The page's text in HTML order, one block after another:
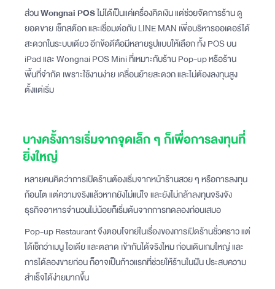
ส่วนWongnai POSไม่ได้เป็นแค่เครื่องคิดเงิน แต่ช่วยจัดการร้าน ดู
ยอดขาย เช็กสต๊อก และเชื่อมต่อกับ LINE MAN เพื่อบริหารออเดอร์ได้
สะดวกในระบบเดียว อีกข้อดีคือมีหลายรูปแบบให้เลือก ทั้ง POS บน
iPad และ Wongnai POS Mini ที่เหมาะกับร้าน Pop-up หรือร้าน
พื้นที่จำกัด เพราะใช้งานง่าย เคลื่อนย้ายสะดวก และไม่ต้องลงทุนสูง
ตั้งแต่เริ่ม
บางครั้งการเริ่มจากจุดเล็ก ๆ ก็เพื่อการลงทุนที่
ยิ่งใหญ่
หลายคนคิดว่าการเปิดร้านต้องเริ่มจากหน้าร้านสวย ๆ หรือการลงทุน
ก้อนโต แต่ความจริงแล้วหากยังไม่แน่ใจ และยังไม่กล้าลงทุนจริงจัง
ธุรกิจอาหารจำนวนไม่น้อยก็เริ่มต้นจากการทดลองก่อนเสมอ
Pop-up Restaurant จึงตอบโจทย์ในเรื่องของการเปิดร้านชั่วคราว แต่
ได้เช็กว่าเมนู ไอเดีย และตลาด เข้ากันได้จริงไหม ก่อนเดินเกมใหญ่ และ
การได้ลองขายก่อน ก็อาจเป็นก้าวแรกที่ช่วยให้ร้านในฝัน ประสบความ
สำเร็จได้ง่ายมากขึ้น